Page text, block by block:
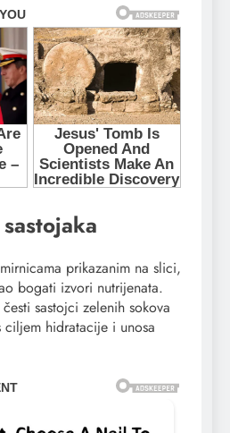
prikazanim na slici,
bogati izvori nutrijenata.
sastojci zelenih sokova
ciljem hidratacije i unosa